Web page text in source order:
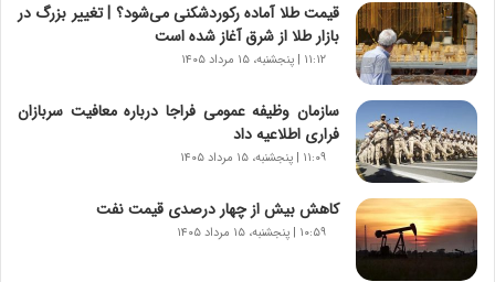
ا
ی
ر
ا
ن‌
خ
و
د
ر
و
ر
و
قیمت طلا آماده رکوردشکنی می‌شود؟ | تغییر بزرگ در
بازار طلا از شرق آغاز شده است
۱۱:۱۲ | پنجشنبه، ۱۵ مرداد ۱۴۰۵
سازمان وظیفه عمومی فراجا درباره معافیت سربازان
فراری اطلاعیه داد
۱۱:۰۹ | پنجشنبه، ۱۵ مرداد ۱۴۰۵
کاهش بیش از چهار درصدی قیمت نفت
۱۰:۵۹ | پنجشنبه، ۱۵ مرداد ۱۴۰۵